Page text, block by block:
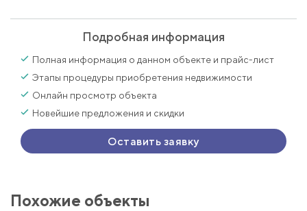
Подробная информация
Полная информация о данном объекте и прайс-лист
Этапы процедуры приобретения недвижимости
Онлайн просмотр объекта
Новейшие предложения и скидки
Оставить заявку
Похожие объекты